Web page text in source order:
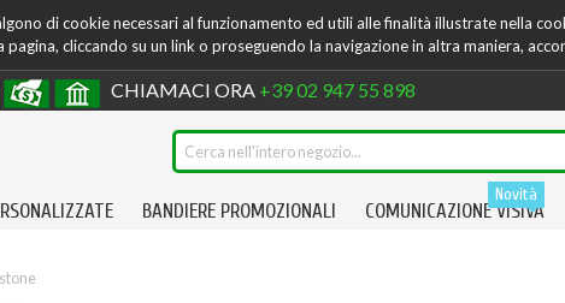
di cookie necessari al funzionamento ed utili alle finalità illustrate nella
cliccando su un link o proseguendo la navigazione in altra maniera,
CHIAMACI ORA +39 02 947 55 898
BANDIERE PROMOZIONALI COMUNICAZIONE VISIVA
Novità